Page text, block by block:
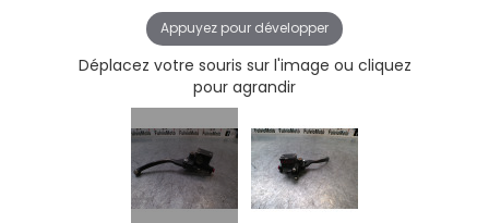
Appuyez pour développer
Déplacez votre souris sur l'image ou cliquez
pour agrandir